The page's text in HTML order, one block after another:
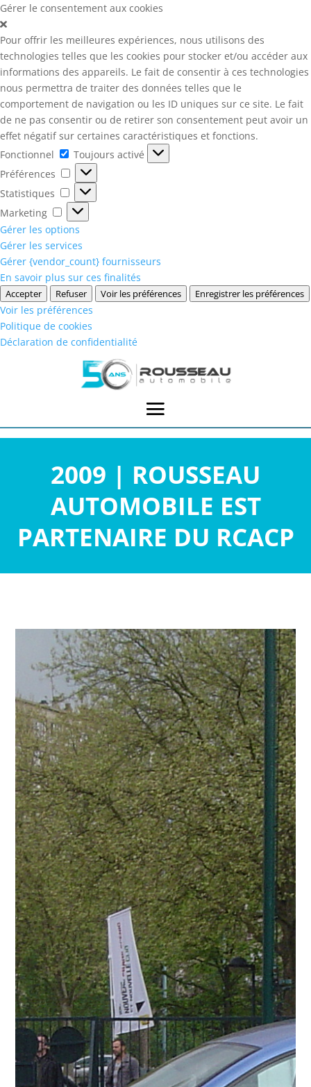
Gérer le consentement aux cookies
Pour offrir les meilleures expériences, nous utilisons des
technologies telles que les cookies pour stocker et/ou accéder aux
informations des appareils. Le fait de consentir à ces technologies
nous permettra de traiter des données telles que le
comportement de navigation ou les ID uniques sur ce site. Le fait
de ne pas consentir ou de retirer son consentement peut avoir un
effet négatif sur certaines caractéristiques et fonctions.
Fonctionnel
Fonctionnel
Toujours activé
Préférences
Préférences
Statistiques
Statistiques
Marketing
Marketing
Gérer les options
Gérer les services
Gérer {vendor_count} fournisseurs
En savoir plus sur ces finalités
Accepter Refuser Voir les préférences Enregistrer les préférences
Voir les préférences
Politique de cookies
Déclaration de confidentialité
2009 | ROUSSEAU
AUTOMOBILE EST
PARTENAIRE DU RCACP